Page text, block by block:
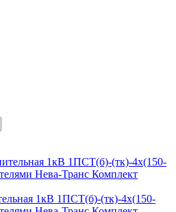
1кВ 1ПСТ(б)-(тк)-4х(150-